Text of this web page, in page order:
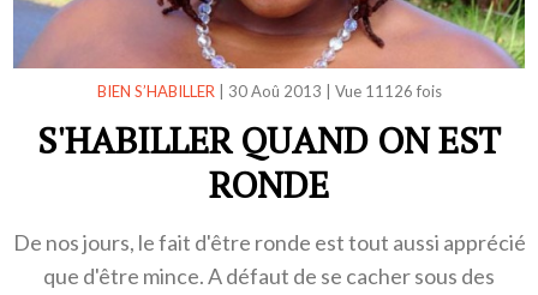
BIEN S’HABILLER| 30 Aoû 2013 Vue 11126 fois
S'HABILLER QUAND ON EST
RONDE
De nos jours, le fait d'être ronde est tout aussi apprécié
que d'être mince. A défaut de se cacher sous des